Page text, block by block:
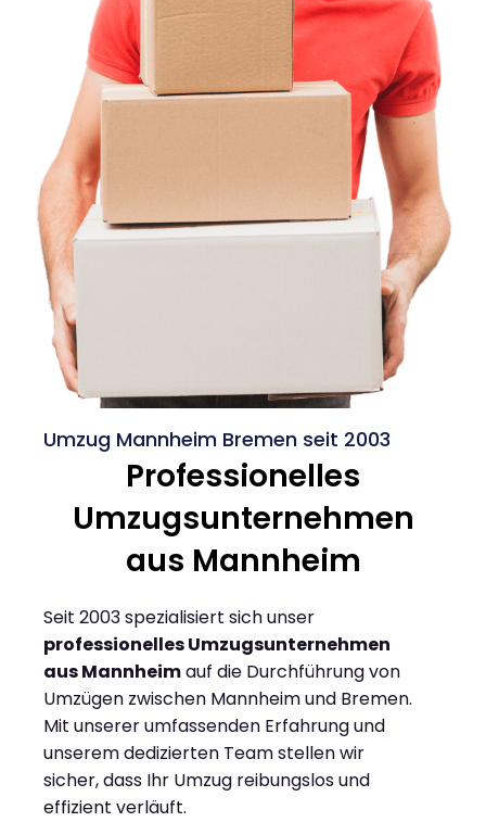
Umzug Mannheim Bremen seit 2003
Professionelles
Umzugsunternehmen
aus Mannheim
Seit 2003 spezialisiert sich unser
professionelles Umzugsunternehmen
aus Mannheimauf die Durchführung von
Umzügen zwischen Mannheim und Bremen.
Mit unserer umfassenden Erfahrung und
unserem dedizierten Team stellen wir
sicher, dass Ihr Umzug reibungslos und
effizient verläuft.